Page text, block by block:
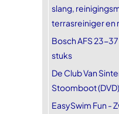
slang,
terrasreiniger en
Bosch AFS 23-37
stuks
De Club Van
Stoomboot (DVD)
EasySwim Fun -